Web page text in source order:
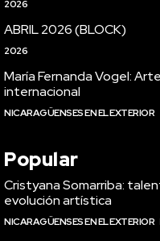
2026
ABRIL 2026 (BLOCK)
2026
María Fernanda Vogel:
internacional
NICARAGÜENSES EN EL EXTERIOR
Popular
Cristyana Somarriba:
evolución artística
NICARAGÜENSES EN EL EXTERIOR